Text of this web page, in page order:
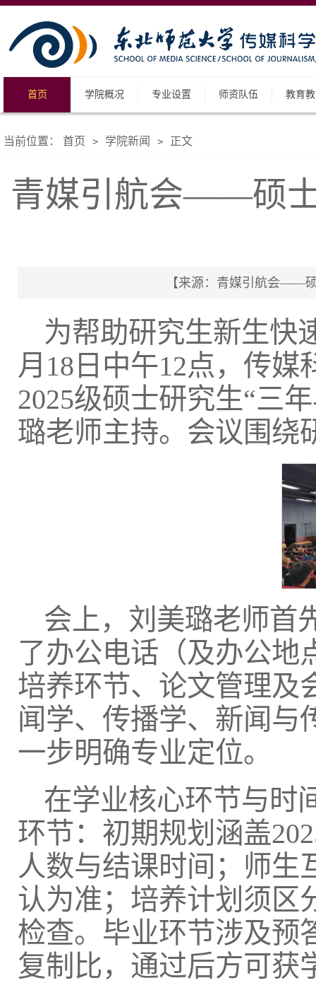
首页 学院概况 专业设置 师资队伍 教育
当前位置： 首页 > 学院新闻 > 正文
青媒引航会——硕士
【来源：青媒引航会——
为帮助研究生新生快
月18日中午12点，传媒
2025级硕士研究生“三
璐老师主持。会议围绕
会上，刘美璐老师首
了办公电话（及办公地
培养环节、论文管理及
闻学、传播学、新闻与
一步明确专业定位。
在学业核心环节与时
环节：初期规划涵盖
人数与结课时间；师生
认为准；培养计划须区
检查。毕业环节涉及预
复制比，通过后方可获